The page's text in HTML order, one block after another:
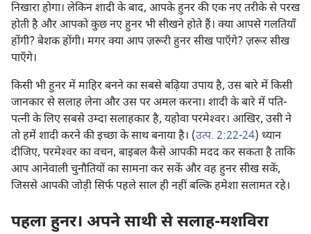
निखारा होगा। लेकिन शादी के बाद, आपके हुनर की एक नए तरीके से परख
होती है और आपको कुछ नए हुनर भी सीखने होते हैं। क्या आपसे गलतियाँ
होंगी? बेशक होंगी। मगर क्या आप ज़रूरी हुनर सीख पाएँगे? ज़रूर सीख
पाएँगे।
किसी भी हुनर में माहिर बनने का सबसे बढ़िया उपाय है, उस बारे में किसी
जानकार से सलाह लेना और उस पर अमल करना। शादी के बारे में पति-
पत्नी के लिए सबसे उम्दा सलाहकार है, यहोवा परमेश्‍वर। आखिर, उसी ने
तो हमें शादी करने की इच्छा के साथ बनाया है। (उत्प. 2:22-24) ध्यान
दीजिए, परमेश्‍वर का वचन, बाइबल कैसे आपकी मदद कर सकता है ताकि
आप आनेवाली चुनौतियों का सामना कर सकें और वह हुनर सीख सकें,
जिससे आपकी जोड़ी सिर्फ पहले साल ही नहीं बल्कि हमेशा सलामत रहे।
पहला हुनर। अपने साथी से सलाह-मशविरा